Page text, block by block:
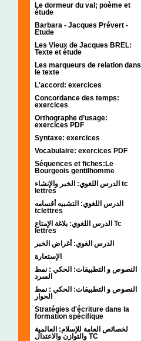
Le dormeur du val; poème et
étude
Barbara - Jacques Prévert -
Etude
Les Vieux de Jacques BREL:
Texte et étude
Les marqueurs de relation dans
le texte
L'accord: exercices
Concordance des temps:
exercices
Orthographe d’usage:
exercices PDF
Syntaxe: exercices
Vocabulaire: exercices PDF
Séquences et fiches:Le
Bourgeois gentilhomme
الدرس اللغوي: الخبر والإنشاء tc
lettres
الدرس اللغوي: التشبيه أقسامه
tclettres
الدرس اللغوي: بلاغة الإمتاع Tc
lettres
الدرس الغوي: أغراض الخبر
الإستعارة
النصوص و التطبيقات: الحكي : نمط
السرد
النصوص و التطبيقات: الحكي : نمط
الحوار
Stratégies d'écriture dans la
formation spécifique
لخصائص العامة للإسلام: العالمية
والتوازن والاعتدال TC